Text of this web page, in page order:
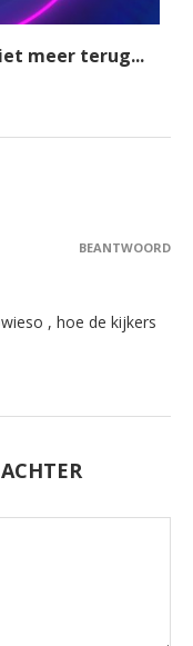
meer terug...
, hoe de kijkers
BEANTWOORD